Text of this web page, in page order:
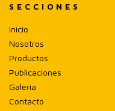
SECCIONES
Inicio
Nosotros
Productos
Publicaciones
Galería
Contacto